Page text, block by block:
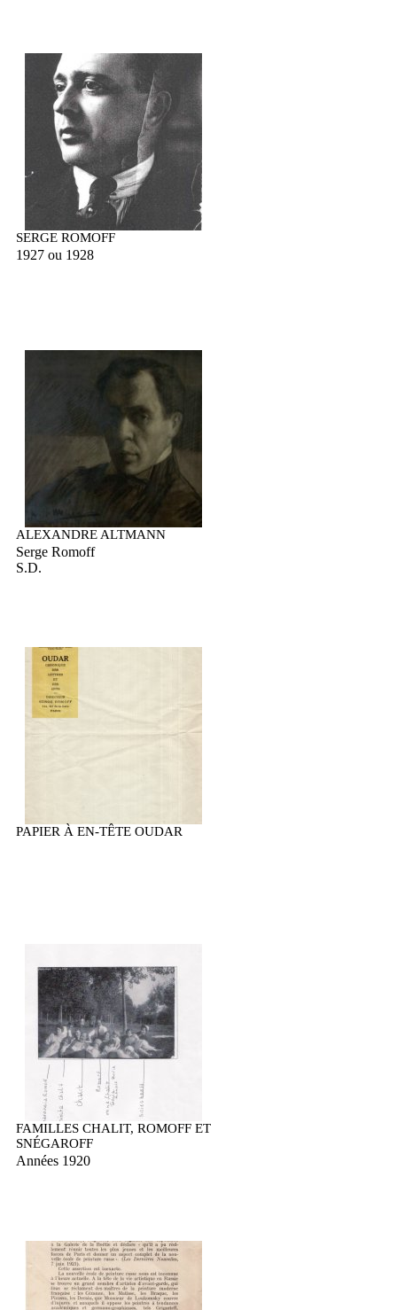
SERGE ROMOFF
1927 ou 1928
ALEXANDRE ALTMANN
Serge Romoff
S.D.
PAPIER À EN-TÊTE OUDAR
FAMILLES CHALIT, ROMOFF ET
SNÉGAROFF
Années 1920